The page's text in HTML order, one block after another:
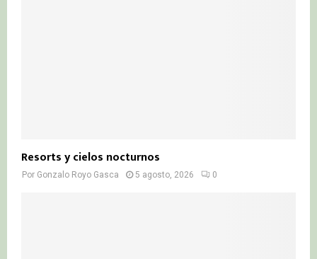
Resorts y cielos nocturnos
Por Gonzalo Royo Gasca 5 agosto, 2026 0